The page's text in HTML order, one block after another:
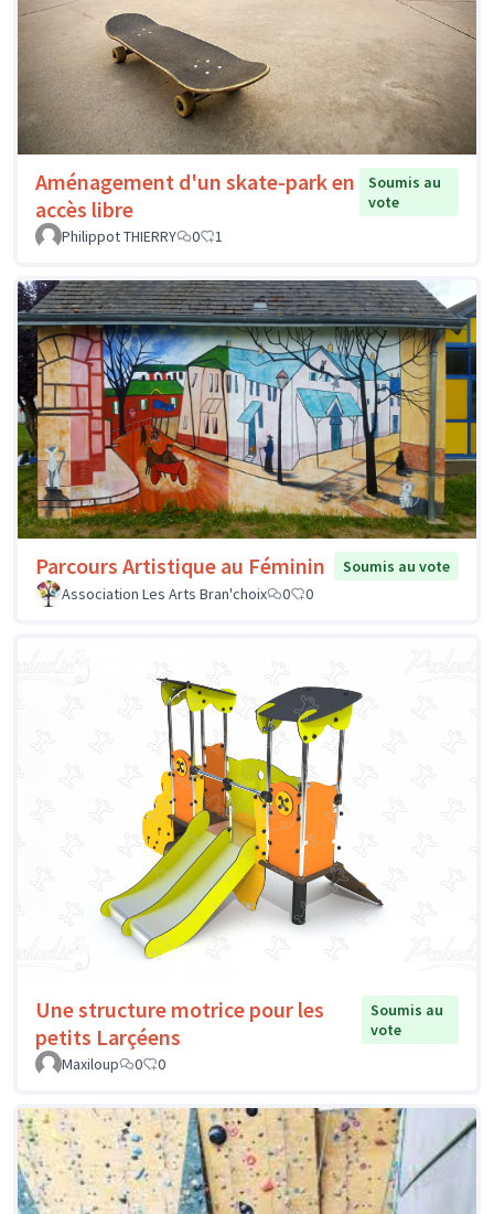
Aménagement d'un skate-park en
accès libre
Soumis au
vote
Philippot THIERRY
0 1
Parcours Artistique au Féminin
Soumis au vote
Association Les Arts Bran'choix
0 0
Une structure motrice pour les
petits Larçéens
Soumis au
vote
Maxiloup
0 0